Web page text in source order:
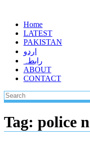
Home
LATEST
PAKISTAN
اردو
رابطہ
ABOUT
CONTACT
Tag: police